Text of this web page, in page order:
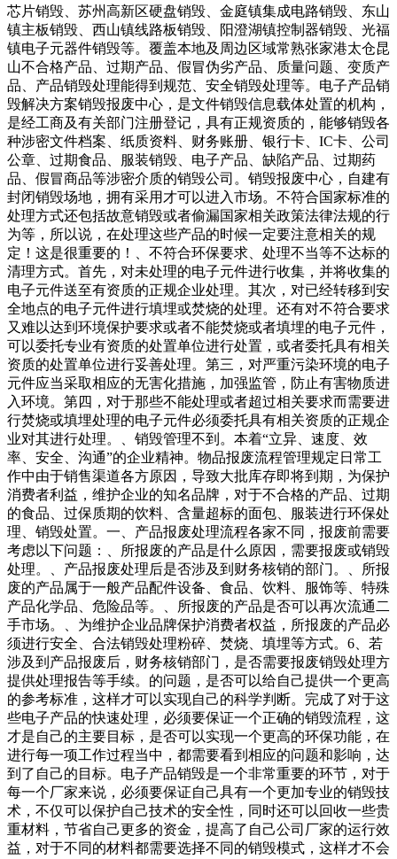
芯片销毁、苏州高新区硬盘销毁、金庭镇集成电路销毁、东山
镇主板销毁、西山镇线路板销毁、阳澄湖镇控制器销毁、光福
镇电子元器件销毁等。覆盖本地及周边区域常熟张家港太仓昆
山不合格产品、过期产品、假冒伪劣产品、质量问题、变质产
品、产品销毁处理能得到规范、安全销毁处理等。电子产品销
毁解决方案销毁报废中心，是文件销毁信息载体处置的机构，
是经工商及有关部门注册登记，具有正规资质的，能够销毁各
种涉密文件档案、纸质资料、财务账册、银行卡、IC卡、公司
公章、过期食品、服装销毁、电子产品、缺陷产品、过期药
品、假冒商品等涉密介质的销毁公司。销毁报废中心，自建有
封闭销毁场地，拥有采用才可以进入市场。不符合国家标准的
处理方式还包括故意销毁或者偷漏国家相关政策法律法规的行
为等，所以说，在处理这些产品的时候一定要注意相关的规
定！这是很重要的！、不符合环保要求、处理不当等不达标的
清理方式。首先，对未处理的电子元件进行收集，并将收集的
电子元件送至有资质的正规企业处理。其次，对已经转移到安
全地点的电子元件进行填埋或焚烧的处理。还有对不符合要求
又难以达到环境保护要求或者不能焚烧或者填埋的电子元件，
可以委托专业有资质的处置单位进行处置，或者委托具有相关
资质的处置单位进行妥善处理。第三，对严重污染环境的电子
元件应当采取相应的无害化措施，加强监管，防止有害物质进
入环境。第四，对于那些不能处理或者超过相关要求而需要进
行焚烧或填埋处理的电子元件必须委托具有相关资质的正规企
业对其进行处理。、销毁管理不到。本着“立异、速度、效
率、安全、沟通”的企业精神。物品报废流程管理规定日常工
作中由于销售渠道各方原因，导致大批库存即将到期，为保护
消费者利益，维护企业的知名品牌，对于不合格的产品、过期
的食品、过保质期的饮料、含量超标的面包、服装进行环保处
理、销毁处置。一、产品报废处理流程各家不同，报废前需要
考虑以下问题：、所报废的产品是什么原因，需要报废或销毁
处理。、产品报废处理后是否涉及到财务核销的部门。、所报
废的产品属于一般产品配件设备、食品、饮料、服饰等、特殊
产品化学品、危险品等。、所报废的产品是否可以再次流通二
手市场。、为维护企业品牌保护消费者权益，所报废的产品必
须进行安全、合法销毁处理粉碎、焚烧、填埋等方式。6、若
涉及到产品报废后，财务核销部门，是否需要报废销毁处理方
提供处理报告等手续。的问题，是否可以给自己提供一个更高
的参考标准，这样才可以实现自己的科学判断。完成了对于这
些电子产品的快速处理，必须要保证一个正确的销毁流程，这
才是自己的主要目标，是否可以实现一个更高的环保功能，在
进行每一项工作过程当中，都需要看到相应的问题和影响，达
到了自己的目标。电子产品销毁是一个非常重要的环节，对于
每一个厂家来说，必须要保证自己具有一个更加专业的销毁技
术，不仅可以保护自己技术的安全性，同时还可以回收一些贵
重材料，节省自己更多的资金，提高了自己公司厂家的运行效
益，对于不同的材料都需要选择不同的销毁模式，这样才不会